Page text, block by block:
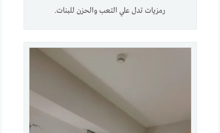
رمزيات تدل علي التعب والحزن للبنات.